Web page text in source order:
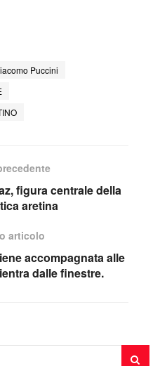
Puccini
figura centrale della
aretina
articolo
accompagnata alle
dalle finestre.